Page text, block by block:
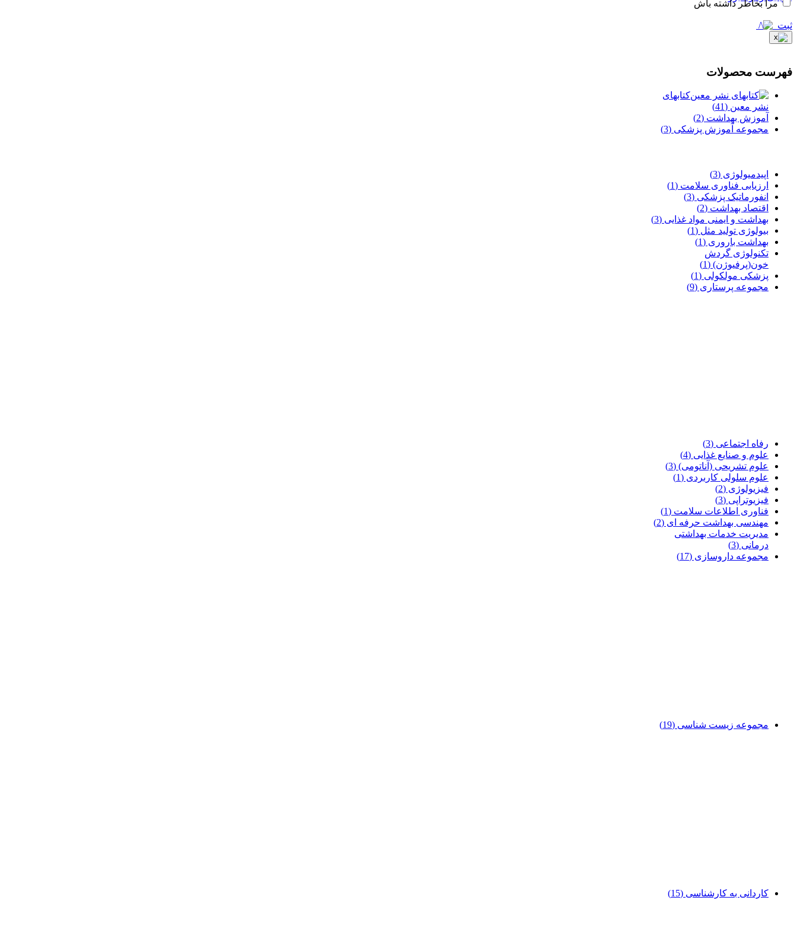
مرا بخاطر داشته باش
ثبت
فهرست محصولات
کتابهای
نشر معین (41)
آموزش بهداشت (2)
مجموعه آموزش پزشکی (3)
اپیدمیولوژی (3)
ارزیابی فناوری سلامت (1)
انفورماتیک پزشکی (3)
اقتصاد بهداشت (2)
بهداشت و ایمنی مواد غذایی (3)
بیولوژی تولید مثل (1)
بهداشت باروری (1)
تکنولوژی گردش
خون(پرفیوژن) (1)
پزشکی مولکولی (1)
مجموعه پرستاری (9)
رفاه اجتماعی (3)
علوم و صنایع غذایی (4)
علوم تشریحی (آناتومی) (3)
علوم سلولی کاربردی (1)
فیزیولوژی (2)
فیزیوتراپی (3)
فناوری اطلاعات سلامت (1)
مهندسی بهداشت حرفه ای (2)
مدیریت خدمات بهداشتی
درمانی (3)
مجموعه داروسازی (17)
مجموعه زیست شناسی (19)
کاردانی به کارشناسی (15)